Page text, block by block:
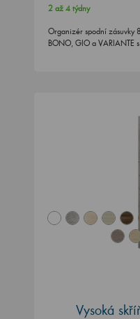
2 až 4 týdny
Organizér spodní zásuvky
BONO, GIO a VARIANTE
Vysoká